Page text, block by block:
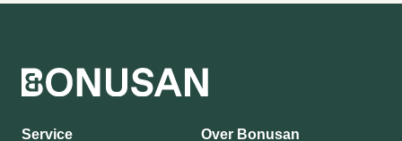
Service Over Bonusan